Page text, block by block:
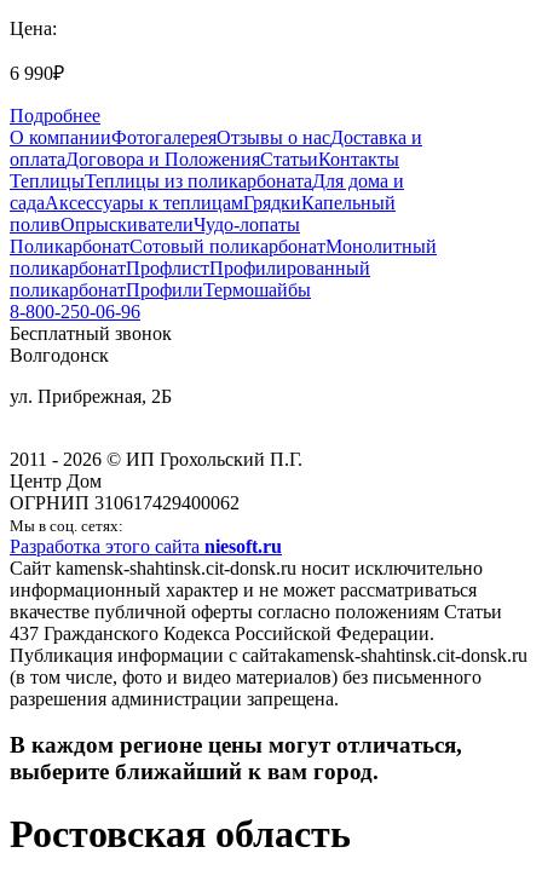
Цена:
6 990₽
Подробнее
О компанииФотогалереяОтзывы о насДоставка и
оплатаДоговора и ПоложенияСтатьиКонтакты
ТеплицыТеплицы из поликарбонатаДля дома и
садаАксессуары к теплицамГрядкиКапельный
поливОпрыскивателиЧудо-лопаты
ПоликарбонатСотовый поликарбонатМонолитный
поликарбонатПрофлистПрофилированный
поликарбонатПрофилиТермошайбы
8-800-250-06-96
Бесплатный звонок
Волгодонск
ул. Прибрежная, 2Б
2011 - 2026 © ИП Грохольский П.Г.
Центр Дом
ОГРНИП 310617429400062
Мы в соц. сетях:
Разработка этого сайта niesoft.ru
Сайт kamensk-shahtinsk.cit-donsk.ru носит исключительно
информационный характер и не может рассматриваться
вкачестве публичной оферты согласно положениям Статьи
437 Гражданского Кодекса Российской Федерации.
Публикация информации с сайтаkamensk-shahtinsk.cit-donsk.ru
(в том числе, фото и видео материалов) без письменного
разрешения администрации запрещена.
В каждом регионе цены могут отличаться,
выберите ближайший к вам город.
Ростовская область